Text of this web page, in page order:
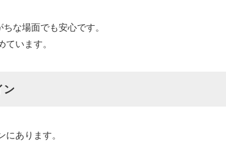
な場面でも安心です。
います。
ン
あります。